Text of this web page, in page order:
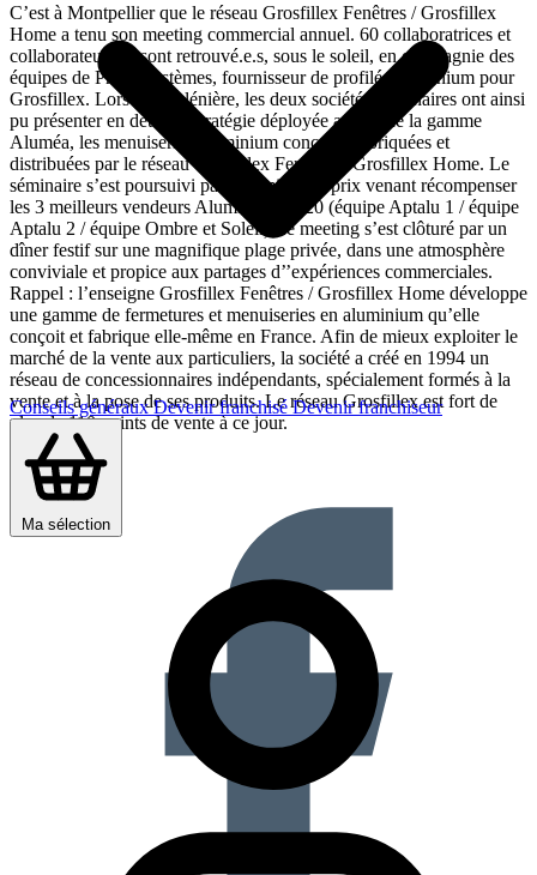
Conseils générauxDevenir franchiséDevenir franchiseur
Ma sélection
C’est à Montpellier que le réseau Grosfillex Fenêtres / Grosfillex
Home a tenu son meeting commercial annuel. 60 collaboratrices et
collaborateurs se sont retrouvé.e.s, sous le soleil, en compagnie des
équipes de Profil Systèmes, fournisseur de profilés aluminium pour
Grosfillex. Lors de la plénière, les deux sociétés partenaires ont ainsi
pu présenter en détail la stratégie déployée autour de la gamme
Aluméa, les menuiseries aluminium conçues, fabriquées et
distribuées par le réseau Grosfillex Fenêtres / Grosfillex Home. Le
séminaire s’est poursuivi par la remise des prix venant récompenser
les 3 meilleurs vendeurs Aluminium 2020 (équipe Aptalu 1 / équipe
Aptalu 2 / équipe Ombre et Soleil) Le meeting s’est clôturé par un
dîner festif sur une magnifique plage privée, dans une atmosphère
conviviale et propice aux partages d’’expériences commerciales.
Rappel : l’enseigne Grosfillex Fenêtres / Grosfillex Home développe
une gamme de fermetures et menuiseries en aluminium qu’elle
conçoit et fabrique elle-même en France. Afin de mieux exploiter le
marché de la vente aux particuliers, la société a créé en 1994 un
réseau de concessionnaires indépendants, spécialement formés à la
vente et à la pose de ses produits. Le réseau Grosfillex est fort de
plus de 110 points de vente à ce jour.
Partager sur :